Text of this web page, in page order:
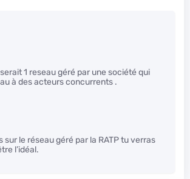
serait 1 reseau géré par une société qui
à des acteurs concurrents .
sur le réseau géré par la RATP tu verras
l’idéal.